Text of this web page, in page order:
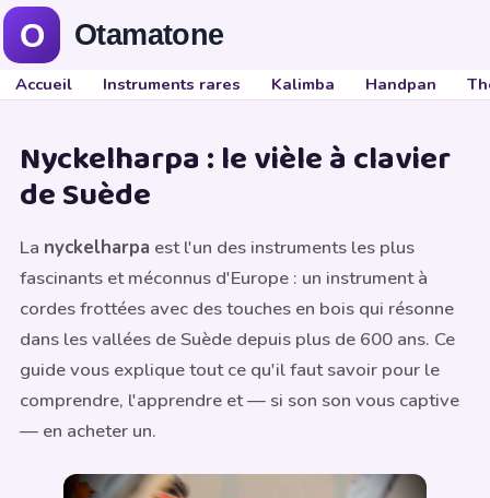
Accueil Instruments rares Kalimba Handpan
Nyckelharpa : le vièle à clavier
de Suède
La nyckelharpa est l'un des instruments les plus
fascinants et méconnus d'Europe : un instrument à
cordes frottées avec des touches en bois qui résonne
dans les vallées de Suède depuis plus de 600 ans. Ce
guide vous explique tout ce qu'il faut savoir pour le
comprendre, l'apprendre et — si son son vous captive
— en acheter un.